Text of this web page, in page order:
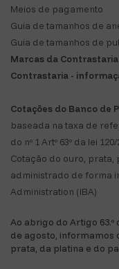
Meios de pagamento
Guia de tamanhos de
Guia de tamanhos de
Marcas da
Contrastaria -
Cotações do Banco de
baseada na taxa de
do nº 1 Artº 63º da lei
Cotação do ouro, prata,
administrado de forma
Administration (IBA)
Ao abrigo do Artigo 63.º
de agosto, informamos
prata, da platina e do